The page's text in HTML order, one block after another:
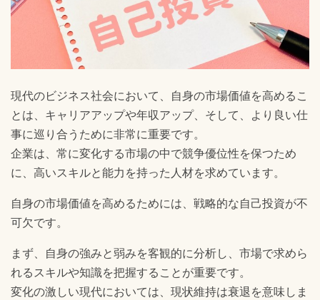
現代のビジネス社会において、自身の市場価値を高めるこ
とは、キャリアアップや年収アップ、そして、より良い仕
事に巡り合うために非常に重要です。
企業は、常に変化する市場の中で競争優位性を保つため
に、高いスキルと能力を持った人材を求めています。
自身の市場価値を高めるためには、戦略的な自己投資が不
可欠です。
まず、自身の強みと弱みを客観的に分析し、市場で求めら
れるスキルや知識を把握することが重要です。
変化の激しい現代においては、現状維持は衰退を意味しま